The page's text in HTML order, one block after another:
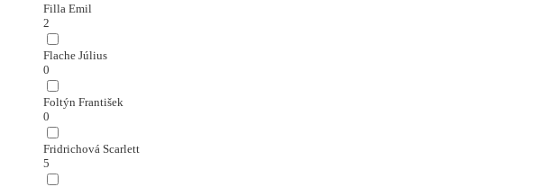
Filla Emil
2
Flache Július
0
Foltýn František
0
Fridrichová Scarlett
5